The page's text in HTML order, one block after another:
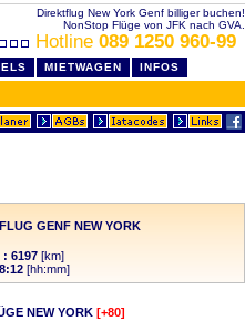
Direktflug New York Genf billiger buchen!
NonStop Flüge von JFK nach GVA.
Hotline 089 1250 960-99
MIETWAGEN INFOS
GENF NEW YORK
6197 [km]
[hh:mm]
NEW YORK [+80]